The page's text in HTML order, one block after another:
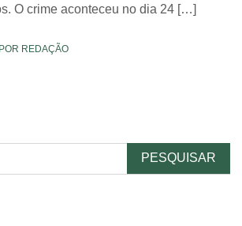
O crime aconteceu no dia 24 […]
POR REDAÇÃO